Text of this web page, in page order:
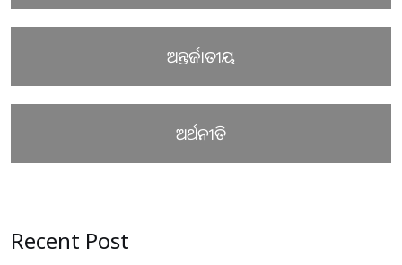
ଅନ୍ତର୍ଜାତୀୟ
ଅର୍ଥନୀତି
Recent Post